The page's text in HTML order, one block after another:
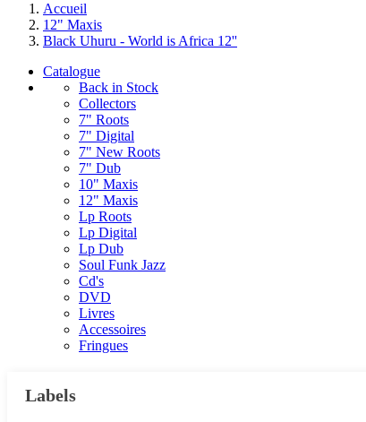
Accueil
12" Maxis
Black Uhuru - World is Africa 12''
Catalogue
Back in Stock
Collectors
7" Roots
7" Digital
7" New Roots
7" Dub
10" Maxis
12" Maxis
Lp Roots
Lp Digital
Lp Dub
Soul Funk Jazz
Cd's
DVD
Livres
Accessoires
Fringues
Labels